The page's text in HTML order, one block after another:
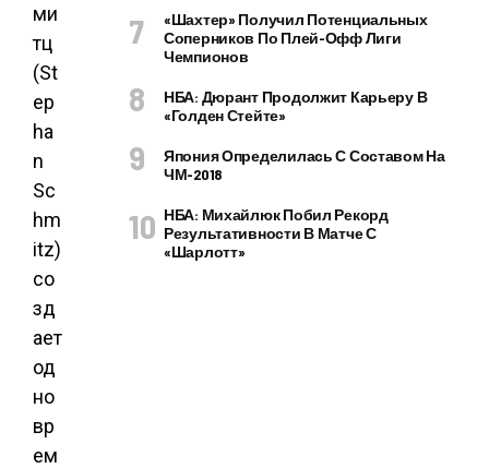
ми
тц
(St
ep
ha
n
Sc
hm
itz)
со
зд
ает
од
но
вр
ем
«Шахтер» Получил Потенциальных
Соперников По Плей-Офф Лиги
Чемпионов
НБА: Дюрант Продолжит Карьеру В
«Голден Стейте»
Япония Определилась С Составом На
ЧМ-2018
НБА: Михайлюк Побил Рекорд
Результативности В Матче С
«Шарлотт»